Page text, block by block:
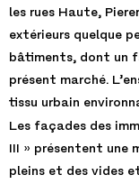
les rues Haute,
extérieurs quelque
bâtiments, dont un
présent marché.
tissu urbain
Les façades des
III » présentent une
pleins et des vides